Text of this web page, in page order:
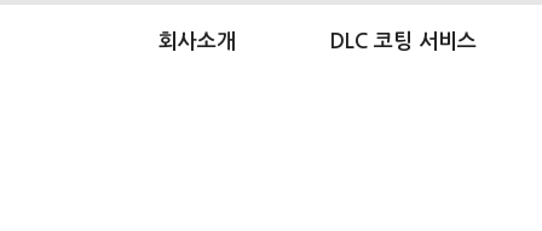
회사소개 DLC 코팅 서비스